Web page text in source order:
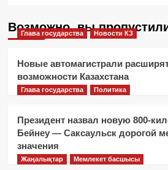
Возможно, вы
Глава государства Новости КЗ
Новые автомагистрали
возможности Казахстана
Глава государства Политика
Президент назвал новую 800-
Бейнеу — Саксаульск дорогой
значения
Жаңалықтар Мемлекет басшысы